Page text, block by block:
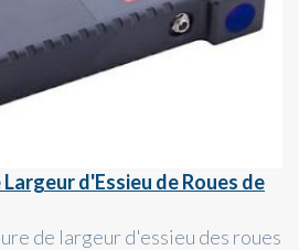
d'Essieu de Roues de
de largeur d'essieu des roues